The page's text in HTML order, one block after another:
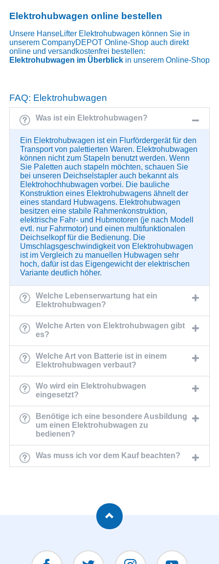
Elektrohubwagen online bestellen
Unsere HanseLifter Elektrohubwagen können Sie in
unserem CompanyDEPOT Online-Shop auch direkt
online und versandkostenfrei bestellen:
Elektrohubwagen im Überblickin unserem Online-Shop
FAQ: Elektrohubwagen
Was ist ein Elektrohubwagen?
Ein Elektrohubwagen ist ein Flurfördergerät für den
Transport von palettierten Waren. Elektrohubwagen
können nicht zum Stapeln benutzt werden. Wenn
Sie Paletten auch stapeln möchten, schauen Sie
bei unseren Deichselstapler auch bekannt als
Elektrohochhubwagen vorbei. Die bauliche
Konstruktion eines Elektrohubwagens ähnelt der
eines standard Hubwagens. Elektrohubwagen
besitzen eine stabile Rahmenkonstruktion,
elektrische Fahr- und Hubmotoren (je nach Modell
evtl. nur Fahrmotor) und einen multifunktionalen
Deichselkopf für die Bedienung. Die
Umschlagsgeschwindigkeit von Elektrohubwagen
ist im Vergleich zu manuellen Hubwagen sehr
hoch, dafür ist das Eigengewicht der elektrischen
Variante deutlich höher.
Welche Lebenserwartung hat ein
Elektrohubwagen?
Welche Arten von Elektrohubwagen gibt
es?
Welche Art von Batterie ist in einem
Elektrohubwagen verbaut?
Wo wird ein Elektrohubwagen
eingesetzt?
Benötige ich eine besondere Ausbildung
um einen Elektrohubwagen zu
bedienen?
Was muss ich vor dem Kauf beachten?